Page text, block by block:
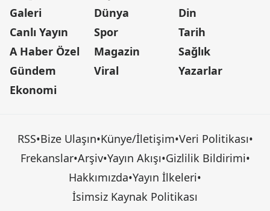
Galeri
Canlı Yayın
A Haber Özel
Gündem
Ekonomi
Dünya
Spor
Magazin
Viral
Din
Tarih
Sağlık
Yazarlar
RSS•Bize Ulaşın•Künye/İletişim•Veri Politikası•
Frekanslar•Arşiv•Yayın Akışı•Gizlilik Bildirimi•
Hakkımızda•Yayın İlkeleri•
İsimsiz Kaynak Politikası